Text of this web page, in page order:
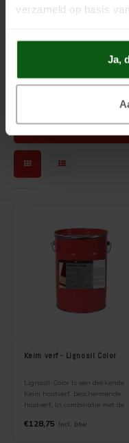
verzameld op basis
Ja,
Silan Primer
Soldalan Arte
Spachtel
Concreton-Fixatief
Contact-Plus-Grof
naar beste weten verstrekt
van de verfproducten altijd
niet meer garanderen dan
Keim verf - Lignosil Color
Lignosil-Color is een dekkende
Keim houtverf. beschermende
houtverf, In combinatie met de
Keim Lignosil-Color een
€128,75 Incl. btw